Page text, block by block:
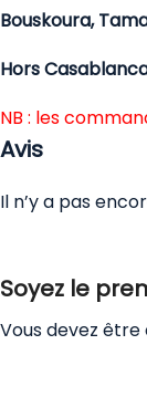
Bouskoura,
Hors
NB : les
Avis
Il n’y a pas
Soyez le
Vous devez être